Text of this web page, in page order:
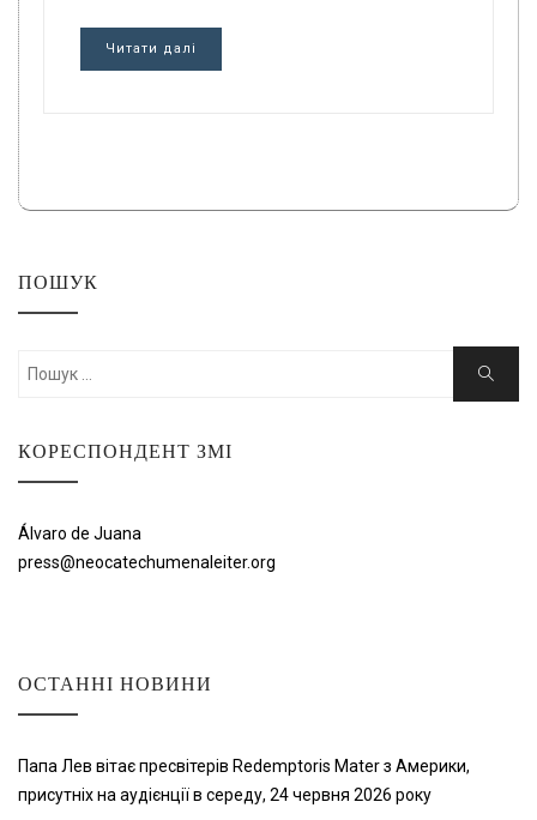
Читати далі
ПОШУК
Шукати:
Пошук
КОРЕСПОНДЕНТ ЗМІ
Álvaro de Juana
press@neocatechumenaleiter.org
ОСТАННІ НОВИНИ
Папа Лев вітає пресвітерів Redemptoris Mater з Америки,
присутніх на аудієнції в середу, 24 червня 2026 року